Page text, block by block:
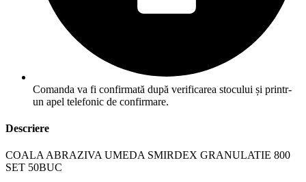
Comanda va fi confirmată după verificarea stocului și printr-
un apel telefonic de confirmare.
Descriere
COALA ABRAZIVA UMEDA SMIRDEX GRANULATIE 800
SET 50BUC